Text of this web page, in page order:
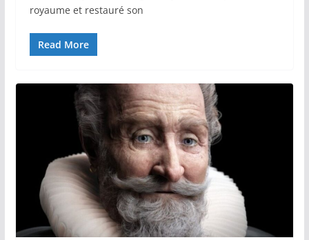
royaume et restauré son
Read More